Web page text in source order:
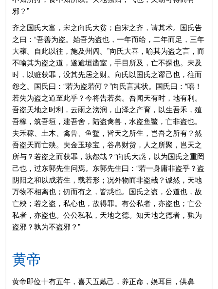
邪？”
齐之国氏大富，宋之向氏大贫；自宋之齐，请其术。国氏告
之曰：“吾善为盗。始吾为盗也，一年而给，二年而足，三年
大穰。自此以往，施及州闾。”向氏大喜，喻其为盗之言，而
不喻其为盗之道，遂逾垣凿室，手目所及，亡不探也。未及
时，以赃获罪，没其先居之财。向氏以国氏之谬己也，往而
怨之。国氏曰：“若为盗若何？”向氏言其状。国氏曰：“嘻！
若失为盗之道至此乎？今将告若矣。吾闻天有时，地有利。
吾盗天地之时利，云雨之滂润，山泽之产育，以生吾禾，殖
吾稼，筑吾垣，建吾舍，陆盗禽兽，水盗鱼鳖，亡非盗也。
夫禾稼、土木、禽兽、鱼鳖，皆天之所生，岂吾之所有？然
吾盗天而亡殃。夫金玉珍宝，谷帛财货，人之所聚，岂天之
所与？若盗之而获罪，孰怨哉？”向氏大惑，以为国氏之重罔
己也，过东郭先生问焉。东郭先生曰：“若一身庸非盗乎？盗
阴阳之和以成若生，载若形；况外物而非盗哉？诚然，天地
万物不相离也；仞而有之，皆惑也。国氏之盗，公道也，故
亡殃；若之盗，私心也，故得罪。有公私者，亦盗也；亡公
私者，亦盗也。公公私私，天地之德。知天地之德者，孰为
盗邪？孰为不盗邪？”
黄帝
黄帝即位十有五年，喜天五戴己，养正命，娱耳目，供鼻